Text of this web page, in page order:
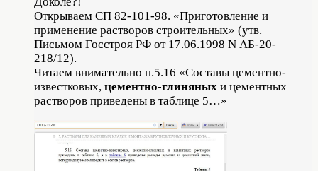
Открываем СП 82-101-98. «Приготовление и
применение растворов строительных» (утв.
Письмом Госстроя РФ от 17.06.1998 N АБ-20-
218/12).
Читаем внимательно п.5.16 «Составы цементно-
известковых, цементно-глиняных и цементных
растворов приведены в таблице 5…»